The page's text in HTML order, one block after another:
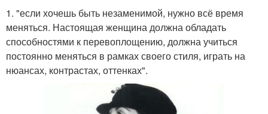
1. "если хочешь быть незаменимой, нужно всё время
меняться. Настоящая женщина должна обладать
способностями к перевоплощению, должна учиться
постоянно меняться в рамках своего стиля, играть на
нюансах, контрастах, оттенках".